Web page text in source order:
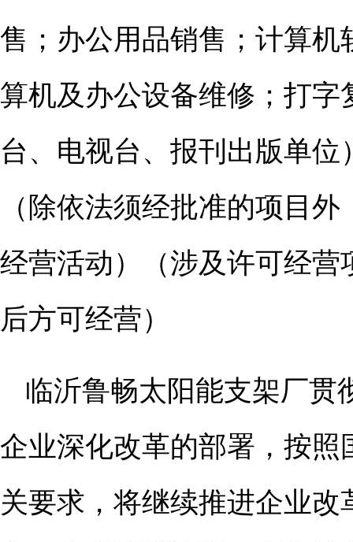
售；办公用品销售；计算
算机及办公设备维修；打
台、电视台、报刊出版单
（除依法须经批准的项目
经营活动）（涉及许可经
后方可经营）
临沂鲁畅太阳能支架厂贯
企业深化改革的部署，按
关要求，将继续推进企业